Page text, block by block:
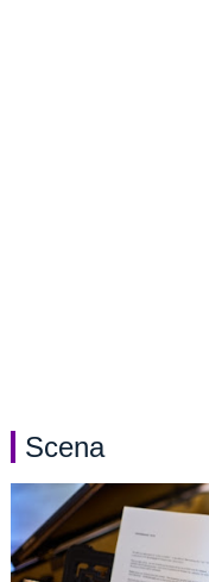
Scena